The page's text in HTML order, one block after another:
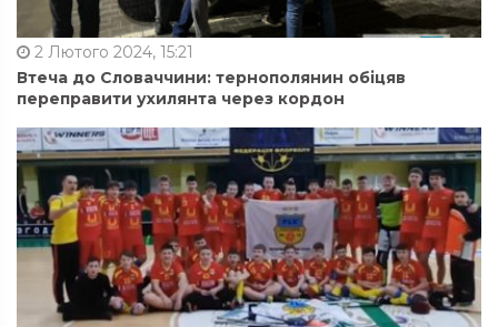
2 Лютого 2024, 15:21
Втеча до Словаччини: тернополянин обіцяв
переправити ухилянта через кордон